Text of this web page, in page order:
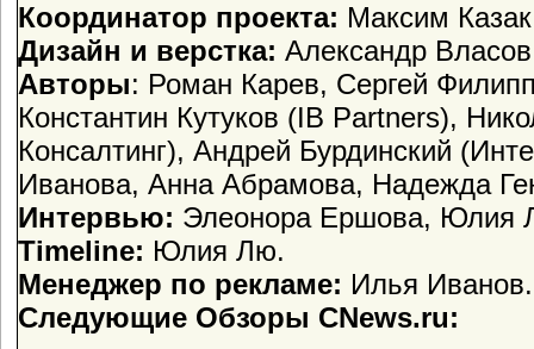
Координатор проекта: Максим Казак
Дизайн и верстка: Александр Власов
Авторы: Роман Карев, Сергей
Константин Кутуков (IB Partners),
Консалтинг), Андрей Бурдинский
Иванова, Анна Абрамова, Надежда
Интервью: Элеонора Ершова, Юлия
Timeline: Юлия Лю.
Менеджер по рекламе: Илья Иванов.
Следующие Обзоры CNews.ru: